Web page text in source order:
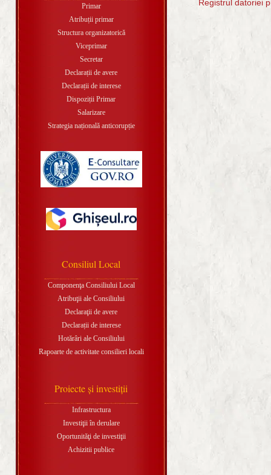
Registrul datoriei
Primar
Atribuții primar
Structura organizatorică
Viceprimar
Secretar
Declarații de avere
Declarații de interese
Dispoziții Primar
Salarizare
Strategia națională anticorupție
Consiliul Local
Componenţa Consiliului Local
Atribuţii ale Consiliului
Declaraţii de avere
Declarații de interese
Hotărâri ale Consiliului
Rapoarte de activitate consilieri locali
Proiecte şi investiţii
Infrastructura
Investiţii în derulare
Oportunităţi de investiţii
Achizitii publice